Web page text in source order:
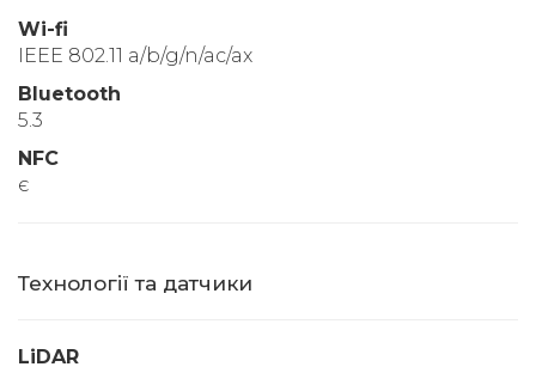
Wi-fi
IEEE 802.11 a/b/g/n/ac/ax
Bluetooth
5.3
NFC
є
Технології та датчики
LiDAR